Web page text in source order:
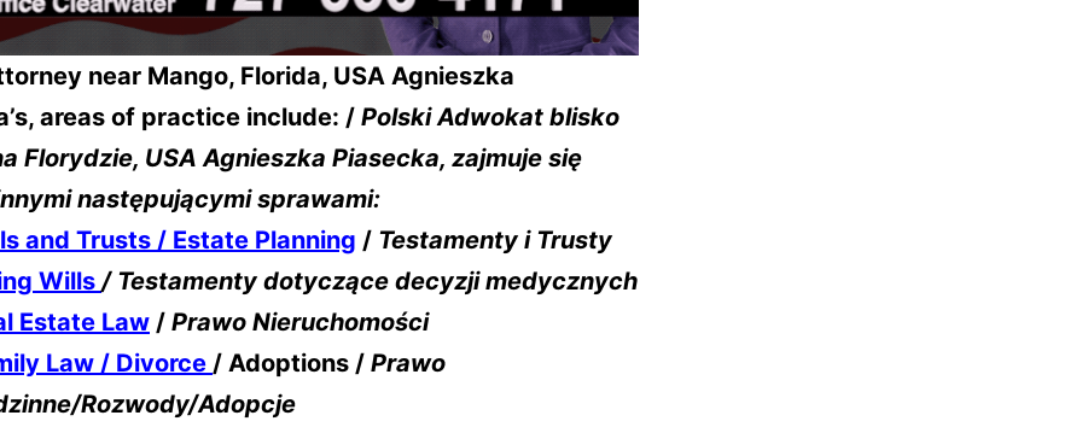
near Mango, Florida, USA Agnieszka
areas of practice include: / Polski Adwokat blisko
Florydzie, USA Agnieszka Piasecka, zajmuje się
następującymi sprawami:
and Trusts / Estate Planning / Testamenty i Trusty
Wills / Testamenty dotyczące decyzji medycznych
Estate Law / Prawo Nieruchomości
Law / Divorce / Adoptions / Prawo
Rozwody/Adopcje